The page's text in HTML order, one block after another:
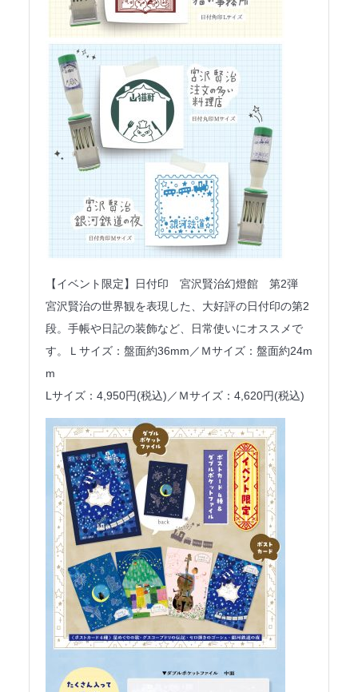
【イベント限定】日付印 宮沢賢治幻燈館 第2弾
宮沢賢治の世界観を表現した、大好評の日付印の第2
段。手帳や日記の装飾など、日常使いにオススメで
す。Ｌサイズ：盤面約36mm／Ｍサイズ：盤面約24m
m
Lサイズ：4,950円(税込)／Ｍサイズ：4,620円(税込)